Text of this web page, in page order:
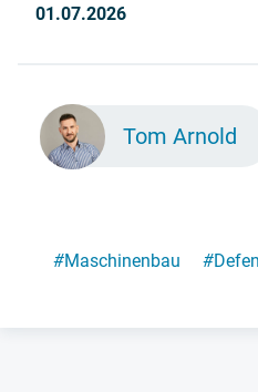
01.07.2026
Tom Arnold
#Maschinenbau #